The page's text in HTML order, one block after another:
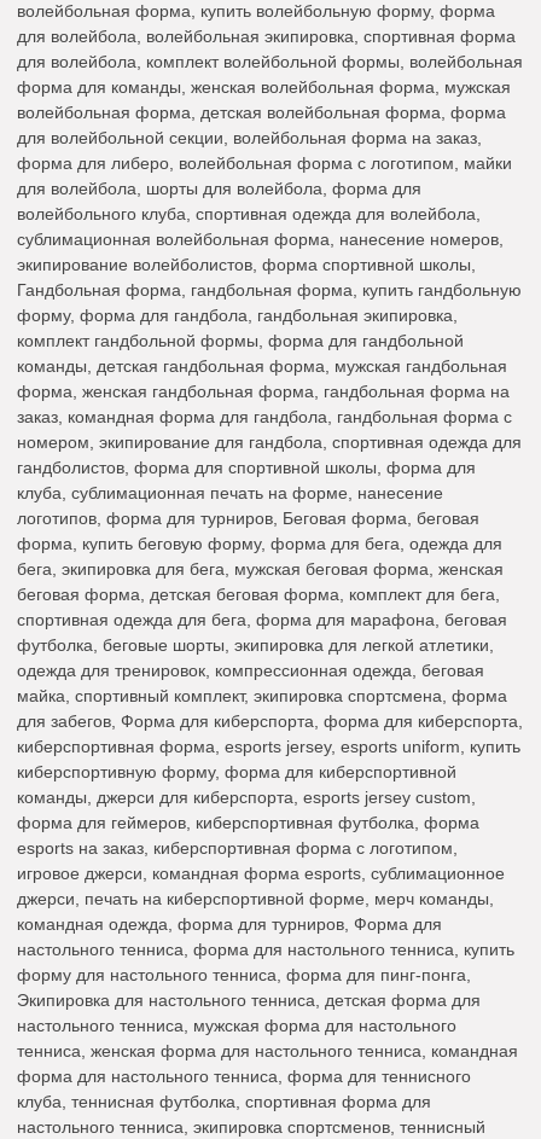
волейбольная форма, купить волейбольную форму, форма
для волейбола, волейбольная экипировка, спортивная форма
для волейбола, комплект волейбольной формы, волейбольная
форма для команды, женская волейбольная форма, мужская
волейбольная форма, детская волейбольная форма, форма
для волейбольной секции, волейбольная форма на заказ,
форма для либеро, волейбольная форма с логотипом, майки
для волейбола, шорты для волейбола, форма для
волейбольного клуба, спортивная одежда для волейбола,
сублимационная волейбольная форма, нанесение номеров,
экипирование волейболистов, форма спортивной школы,
Гандбольная форма, гандбольная форма, купить гандбольную
форму, форма для гандбола, гандбольная экипировка,
комплект гандбольной формы, форма для гандбольной
команды, детская гандбольная форма, мужская гандбольная
форма, женская гандбольная форма, гандбольная форма на
заказ, командная форма для гандбола, гандбольная форма с
номером, экипирование для гандбола, спортивная одежда для
гандболистов, форма для спортивной школы, форма для
клуба, сублимационная печать на форме, нанесение
логотипов, форма для турниров, Беговая форма, беговая
форма, купить беговую форму, форма для бега, одежда для
бега, экипировка для бега, мужская беговая форма, женская
беговая форма, детская беговая форма, комплект для бега,
спортивная одежда для бега, форма для марафона, беговая
футболка, беговые шорты, экипировка для легкой атлетики,
одежда для тренировок, компрессионная одежда, беговая
майка, спортивный комплект, экипировка спортсмена, форма
для забегов, Форма для киберспорта, форма для киберспорта,
киберспортивная форма, esports jersey, esports uniform, купить
киберспортивную форму, форма для киберспортивной
команды, джерси для киберспорта, esports jersey custom,
форма для геймеров, киберспортивная футболка, форма
esports на заказ, киберспортивная форма с логотипом,
игровое джерси, командная форма esports, сублимационное
джерси, печать на киберспортивной форме, мерч команды,
командная одежда, форма для турниров, Форма для
настольного тенниса, форма для настольного тенниса, купить
форму для настольного тенниса, форма для пинг-понга,
Экипировка для настольного тенниса, детская форма для
настольного тенниса, мужская форма для настольного
тенниса, женская форма для настольного тенниса, командная
форма для настольного тенниса, форма для теннисного
клуба, теннисная футболка, спортивная форма для
настольного тенниса, экипировка спортсменов, теннисный